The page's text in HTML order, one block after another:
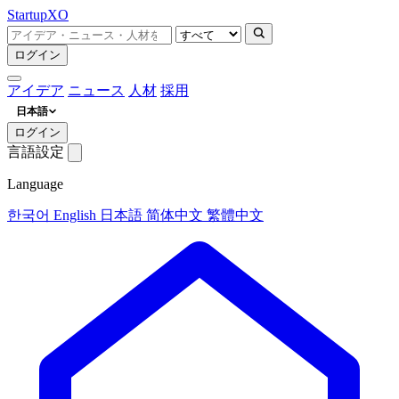
StartupXO
ログイン
アイデア ニュース 人材 採用
日本語
ログイン
言語設定
Language
한국어 English 日本語 简体中文 繁體中文